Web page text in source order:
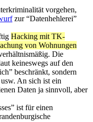
vorgehen,
zur “Datenhehlerei”
Hacking mit TK-
von Wohnungen
Die
keineswegs auf den
beschränkt, sondern
An sich ist ein
Daten ja sinnvoll, aber
ist für einen